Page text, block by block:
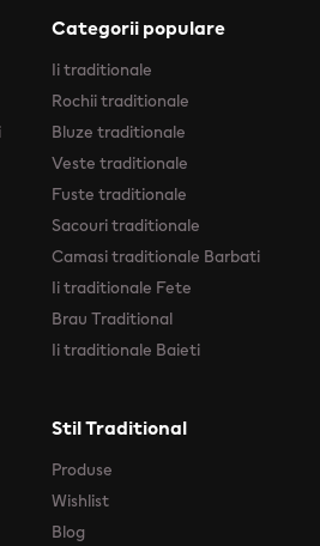
Categorii populare
Ii traditionale
Rochii traditionale
Bluze traditionale
Veste traditionale
Fuste traditionale
Sacouri traditionale
Camasi traditionale Barbati
Ii traditionale Fete
Brau Traditional
Ii traditionale Baieti
Stil Traditional
Produse
Wishlist
Blog